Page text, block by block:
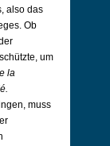
also das
Ob
um
la
muss